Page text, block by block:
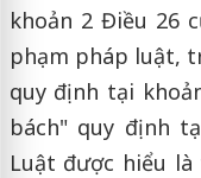
khoản 2 Điều 26
phạm pháp luật,
quy định tại
bách" quy định
Luật được hiểu